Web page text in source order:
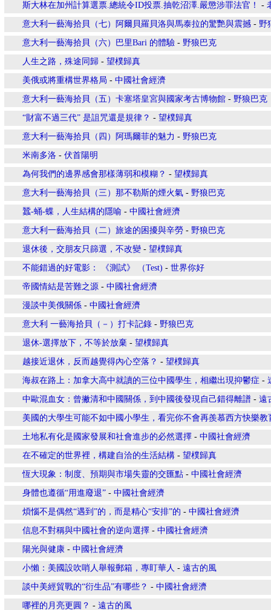
斯大林在加州計算選票.總統令ID投票.抽乾沼澤.嚴懲涉罪法官！ -
意大利一藝海拾貝（七）阿爾貝羅貝洛與馬泰拉的驚艷與震撼 - 野
意大利一藝海拾貝（六）巴里Bari 的體驗 - 野狼巴克
人生之路，殊途同歸 - 望樸歸真
美俄或將重構世界格局 - 中國社會經濟
意大利一藝海拾貝（五）卡塞塔皇宮與國家考古博物館 - 野狼巴克
“財富不過三代” 是詛咒還是規律？ - 望樸歸真
意大利一藝海拾貝（四）阿瑪爾菲的魅力 - 野狼巴克
米南多洛 - 伏首陽明
為何我們的邊界感會那樣薄弱和模糊？ - 望樸歸真
意大利一藝海拾貝（三）那不勒斯的煙火氣 - 野狼巴克
蠶-蛹-蝶，人生結構的隱喻 - 中國社會經濟
意大利一藝海拾貝（二）旅途的困擾與辛勞 - 野狼巴克
退休後，交朋友只篩選，不改變 - 望樸歸真
不能錯過的好電影： 《測試》 （Test) - 世界你好
帝國情結是苦難之源 - 中國社會經濟
漫談中美俄關係 - 中國社會經濟
意大利 一藝海拾貝（－）打卡記錄 - 野狼巴克
退休-選擇放下，不等於放棄 - 望樸歸真
越接近退休，反而越覺得內心空落？ - 望樸歸真
海叔在路上：加拿大高中就讀的三位中國學生，相繼出現抑鬱症 -
中歐混血女：曾撇清和中國關係，到中國後發現自己錯得離譜 - 遠
美國的大學生可能不如中國小學生，看完你不會再羨慕西方快樂教
土地私有化是國家發展和社會進步的必然選擇 - 中國社會經濟
在不確定的世界裡，構建自洽的生活結構 - 望樸歸真
恆大現象：制度、預期與市場失靈的交匯點 - 中國社會經濟
身體也遵循“用進廢退” - 中國社會經濟
煩惱不是偶然“遇到”的，而是精心“安排”的 - 中國社會經濟
信息不對稱與中國社會的逆向選擇 - 中國社會經濟
陽光與健康 - 中國社會經濟
小懶：美國設吹哨人舉報郵箱，專盯華人 - 遠古的風
談中美經貿戰的“衍生品”有哪些？ - 中國社會經濟
哪裡的月亮更圓？ - 遠古的風